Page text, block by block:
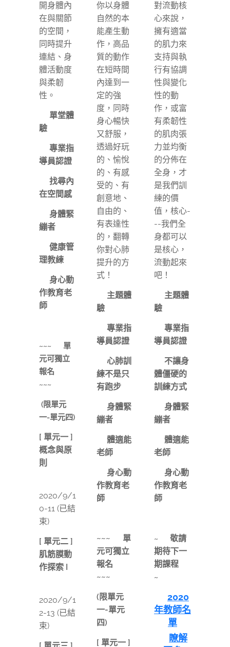
開身體內
在與關節
的空間，
同時提升
連結、身
體活動度
與柔韌
性。
✅單堂體
驗
✅專業指
導員認證
✅找尋內
在空間感
⭕️身體緊
繃者
⭕️健康管
理教練
⭕️身心動
作教育老
師
~~~ ✴️ 單
元可獨立
報名
~~~
(限單元
一-單元四)
[ 單元一 ]
概念與原
則
2020/9/1
0-11 (已結
束)
[ 單元二 ]
肌筋膜動
作探索 I
2020/9/1
2-13 (已結
束)
你以身體
自然的本
能產生動
作，高品
質的動作
在短時間
內達到一
定的強
度，同時
身心暢快
又舒服，
透過好玩
的、愉悅
的、有感
受的、有
創意地、
自由的、
有表達性
的，翻轉
你對心肺
提升的方
式！
✅主題體
驗
✅專業指
導員認證
✅心肺訓
練不是只
有跑步
⭕️身體緊
繃者
⭕️體適能
老師
⭕️身心動
作教育老
師
~~~ ✴️ 單
元可獨立
報名
~~~
(限單元
一-單元
四)
[ 單元一 ]
對流動核
心來說，
擁有適當
的肌力來
支持與執
行有協調
性與變化
性的動
作，或富
有柔韌性
的肌肉張
力並均衡
的分佈在
全身，才
是我們訓
練的價
值，核心-
--我們全
身都可以
是核心，
流動起來
吧！
✅主題體
驗
✅專業指
導員認證
✅不讓身
體僵硬的
訓練方式
⭕️身體緊
繃者
⭕️體適能
老師
⭕️身心動
作教育老
師
~ ✴️ 敬請
期待下一
期課程
~
2020
年教師名
單
瞭解